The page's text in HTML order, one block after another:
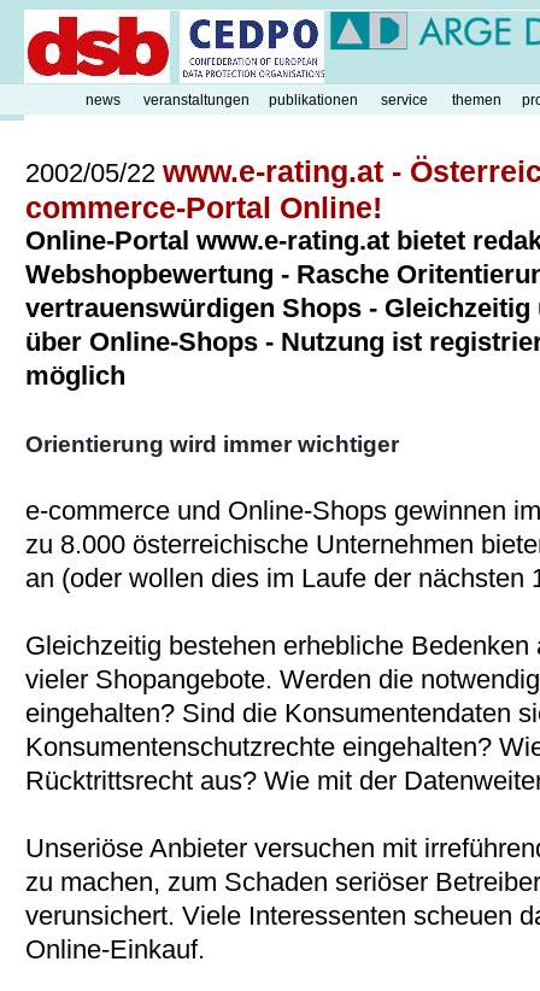
2002/05/22 www.e-rating.at -
commerce-Portal Online!
Online-Portal www.e-rating.at bietet
Webshopbewertung - Rasche
vertrauenswürdigen Shops -
über Online-Shops - Nutzung ist
möglich
Orientierung wird immer wichtiger
e-commerce und Online-Shops gewinnen
zu 8.000 österreichische Unternehmen
an (oder wollen dies im Laufe der nächsten
Gleichzeitig bestehen erhebliche
vieler Shopangebote. Werden die
eingehalten? Sind die Konsumentendaten
Konsumentenschutzrechte eingehalten?
Rücktrittsrecht aus? Wie mit der
Unseriöse Anbieter versuchen mit
zu machen, zum Schaden seriöser
verunsichert. Viele Interessenten scheuen
Online-Einkauf.
news veranstaltungen publikationen service themen